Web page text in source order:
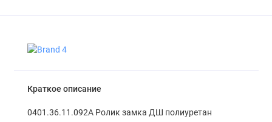
Краткое описание
0401.36.11.092А Ролик замка ДШ полиуретан